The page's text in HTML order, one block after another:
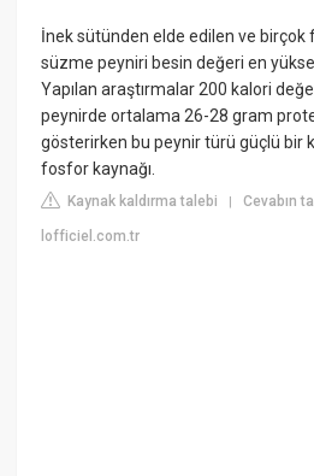
İnek sütünden elde edilen ve birçok
süzme peyniri besin değeri en
Yapılan araştırmalar 200 kalori
peynirde ortalama 26-28 gram
gösterirken bu peynir türü güçlü bir
fosfor kaynağı.
Kaynak kaldırma talebi |Cevabın
lofficiel.com.tr